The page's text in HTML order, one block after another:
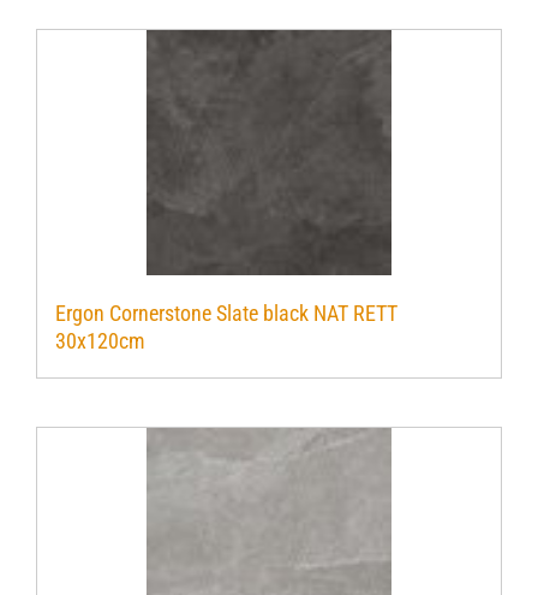
Ergon Cornerstone Slate black NAT RETT
30x120cm